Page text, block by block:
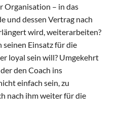
Organisation – in das
und dessen Vertrag nach
wird, weiterarbeiten?
seinen Einsatz für die
loyal sein will? Umgekehrt
den Coach ins
einfach sein, zu
nach ihm weiter für die